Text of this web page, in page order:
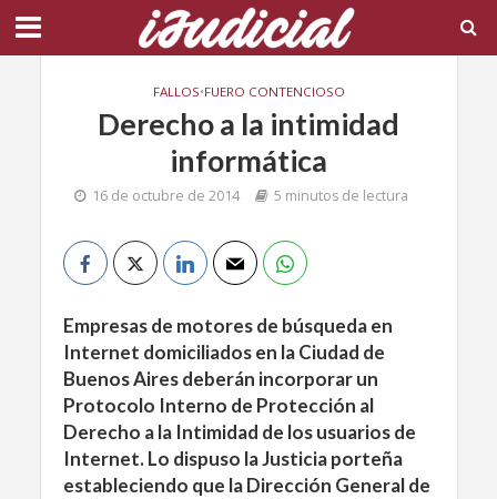
FALLOS•FUERO CONTENCIOSO
Derecho a la intimidad
informática
16 de octubre de 2014 5 minutos de lectura
Empresas de motores de búsqueda en
Internet domiciliados en la Ciudad de
Buenos Aires deberán incorporar un
Protocolo Interno de Protección al
Derecho a la Intimidad de los usuarios de
Internet. Lo dispuso la Justicia porteña
estableciendo que la Dirección General de